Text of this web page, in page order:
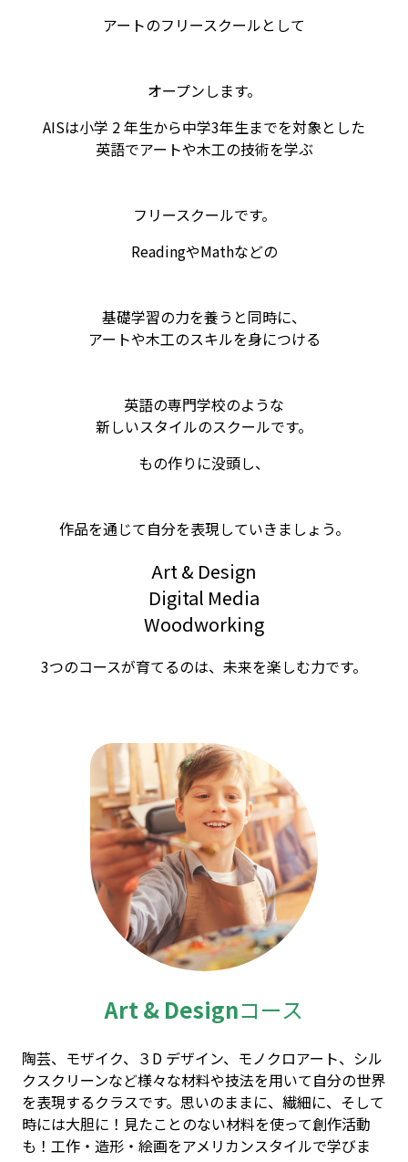
アートのフリースクールとして
オープンします。
AISは小学 2 年生から中学3年生までを対象とした
英語でアートや木工の技術を学ぶ
フリースクールです。
ReadingやMathなどの
基礎学習の力を養うと同時に、
アートや木工のスキルを身につける
英語の専門学校のような
新しいスタイルのスクールです。
もの作りに没頭し、
作品を通じて自分を表現していきましょう。
Art & Design
Digital Media
Woodworking
3つのコースが育てるのは、未来を楽しむ力です。
Art & Designコース
陶芸、モザイク、３D デザイン、モノクロアート、シル
クスクリーンなど様々な材料や技法を用いて自分の世界
を表現するクラスです。思いのままに、繊細に、そして
時には大胆に！見たことのない材料を使って創作活動
も！工作・造形・絵画をアメリカンスタイルで学びま